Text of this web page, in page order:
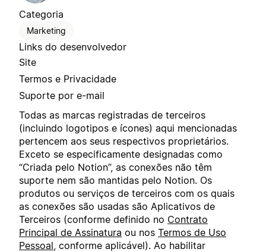
Categoria
Marketing
Links do desenvolvedor
Site
Termos e Privacidade
Suporte por e-mail
Todas as marcas registradas de terceiros
(incluindo logotipos e ícones) aqui mencionadas
pertencem aos seus respectivos proprietários.
Exceto se especificamente designadas como
“Criada pelo Notion”, as conexões não têm
suporte nem são mantidas pelo Notion. Os
produtos ou serviços de terceiros com os quais
as conexões são usadas são Aplicativos de
Terceiros (conforme definido no Contrato
Principal de Assinatura ou nos Termos de Uso
Pessoal , conforme aplicável). Ao habilitar